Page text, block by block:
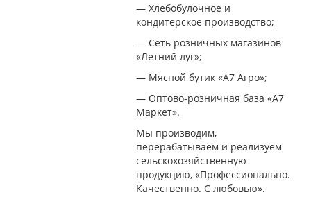
— Хлебобулочное и
кондитерское производство;
— Сеть розничных магазинов
«Летний луг»;
— Мясной бутик «А7 Агро»;
— Оптово-розничная база «А7
Маркет».
Мы производим,
перерабатываем и реализуем
сельскохозяйственную
продукцию, «Профессионально.
Качественно. С любовью».